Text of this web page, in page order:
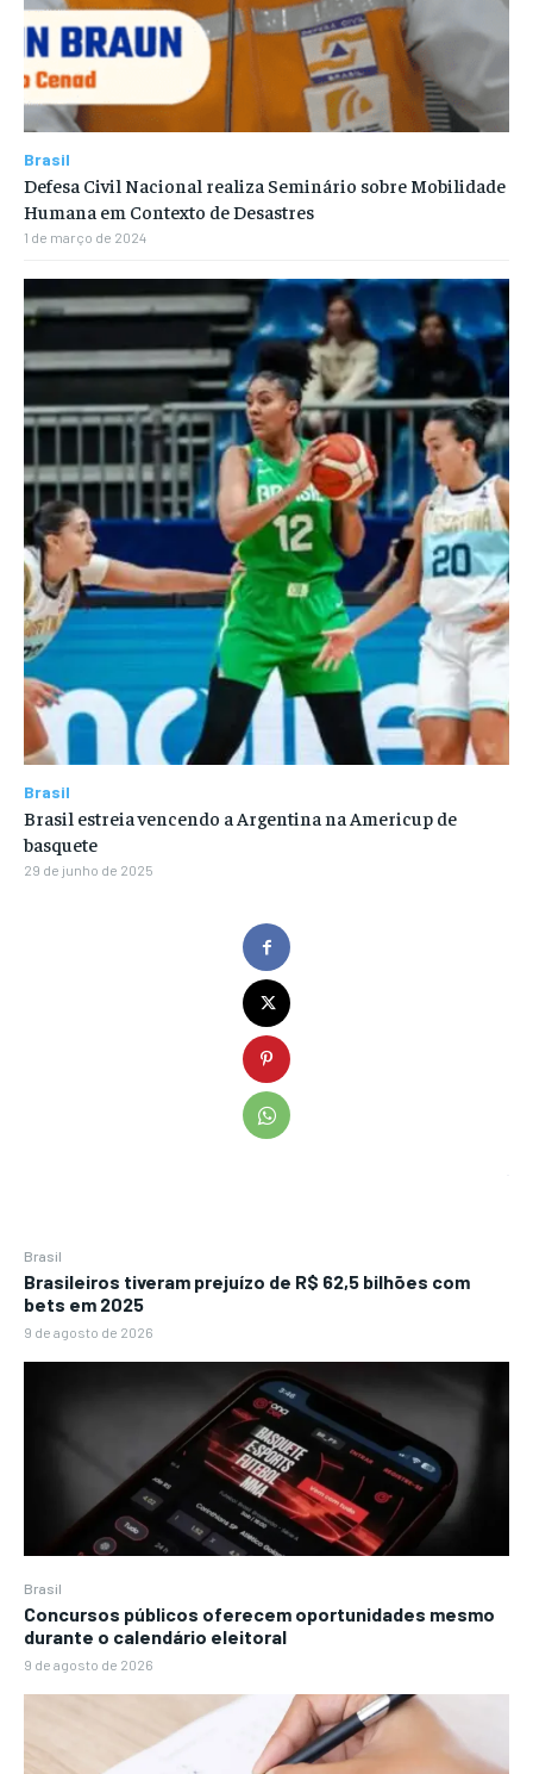
Brasil
Brasileiros tiveram prejuízo de R$ 62,5 bilhões com
bets em 2025
9 de agosto de 2026
Brasil
Concursos públicos oferecem oportunidades mesmo
durante o calendário eleitoral
9 de agosto de 2026
Brasil
Defesa Civil Nacional realiza Seminário sobre Mobilidade
Humana em Contexto de Desastres
1 de março de 2024
Brasil
Brasil estreia vencendo a Argentina na Americup de
basquete
29 de junho de 2025